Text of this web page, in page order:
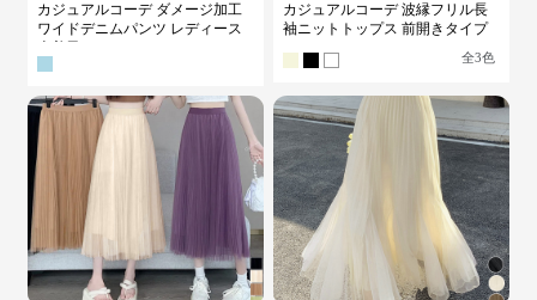
カジュアルコーデ ダメージ加工
ワイドデニムパンツ レディース
カジュアルコーデ 波縁フリル長
袖ニットトップス 前開きタイプ
全3色